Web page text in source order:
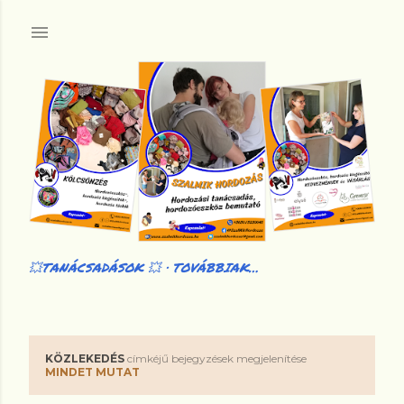
💥TANÁCSADÁSOK 💥 TOVÁBBIAK…
KÖZLEKEDÉS címkéjű bejegyzések megjelenítése
MINDET MUTAT